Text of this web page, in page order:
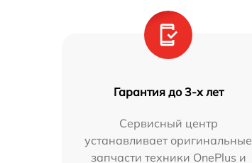
Гарантия до 3-х лет
Сервисный центр
устанавливает оригинальные
запчасти техники OnePlus и